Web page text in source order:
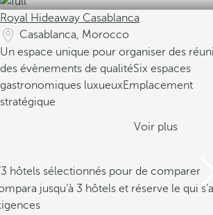
Royal Hideaway Casablanca
Casablanca, Morocco
Un espace unique pour organiser des
des évènements de qualitéSix espaces
gastronomiques luxueuxEmplacement
stratégique
Voir plus
hôtels sélectionnés pour de comparer
jusqu’à 3 hôtels et réserve le qui